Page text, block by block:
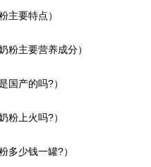
主要特点）
粉主要营养成分）
国产的吗?）
粉上火吗?）
多少钱一罐?）